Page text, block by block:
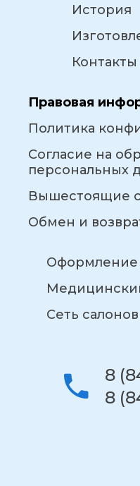
История
Контакты
Правовая
Политика
Согласие на
персональных
Вышестоящие
Обмен и
Оформление
Сеть
8
8